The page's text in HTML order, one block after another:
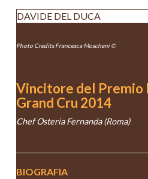
DAVIDE DEL DUCA
Photo Credits Francesca Moscheni ©
Vincitore del
Grand Cru 2014
Chef Osteria Fernanda (Roma)
BIOGRAFIA